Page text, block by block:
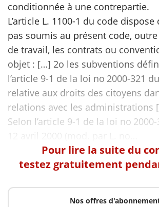
conditionnée à une contrepartie.
L’article L. 1100-1 du code
pas soumis au présent code,
de travail, les contrats ou
objet : […] 2o les subventions
l’article 9-1 de la loi no 2000-321
relative aux droits des citoyens
relations avec les administrations
Selon l’article 9-1 de la loi no
Pour lire la suite du
testez gratuitement
Nos offres